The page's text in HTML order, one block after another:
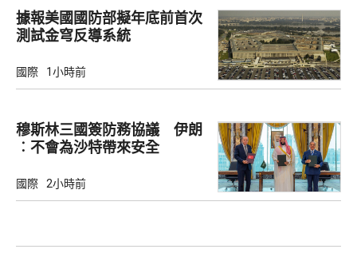
據報美國國防部擬年底前首次
測試金穹反導系統
國際 1小時前
穆斯林三國簽防務協議 伊朗
︰不會為沙特帶來安全
國際 2小時前